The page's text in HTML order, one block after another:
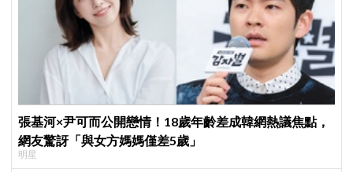
張基河×尹可而公開戀情！18歲年齡差成韓網熱議焦點，
網友驚訝「與女方媽媽僅差5歲」
明星